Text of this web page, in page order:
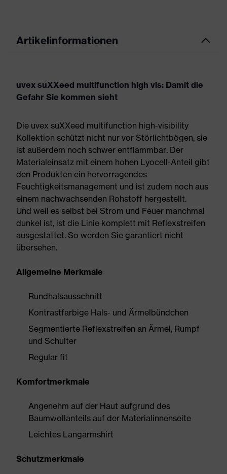
Artikelinformationen
uvex suXXeed multifunction high vis: Damit die
Gefahr Sie kommen sieht
Die uvex suXXeed multifunction high-visibility
Kollektion schützt nicht nur vor Störlichtbögen, sie
ist außerdem noch schwer entflammbar. Der
Materialeinsatz mit einem hohen Lyocell-Anteil gibt
den Produkten ein hervorragendes
Feuchtigkeitsmanagement und ist zudem noch aus
einem nachwachsenden Rohstoff hergestellt.
Und weil es selbst bei Strom und Feuer manchmal
dunkel ist, ist die Linie komplett mit Reflexstreifen
ausgestattet. So werden Sie garantiert nicht
übersehen.
Allgemeine Merkmale
Rundhalsausschnitt
Kontrastfarbige Hals- und Ärmelbündchen
Segmentierte Reflexstreifen an Ärmel, Rumpf
und Schulter
Regular fit
Komfortmerkmale
Angenehm auf der Haut aufgrund des
Baumwollanteils auf der Materialinnenseite
Leichtes Langarmshirt
Schutzmerkmale